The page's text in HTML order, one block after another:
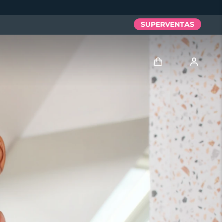
SUPERVENTAS
Iniciar sesión
Perfil de usuario
Mis dispositivos
Mis pedidos
Mis direcciones
Mis suscripciones